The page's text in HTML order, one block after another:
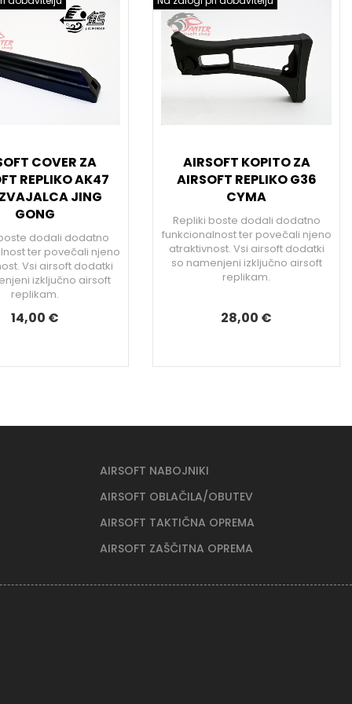
COVER ZA
REPLIKO AK47
JING
GONG
dodali dodatno
ter povečali njeno
Vsi airsoft dodatki
izključno airsoft
replikam.
14,00 €
AIRSOFT KOPITO ZA
AIRSOFT REPLIKO G36
CYMA
Repliki boste dodali dodatno
funkcionalnost ter povečali njeno
atraktivnost. Vsi airsoft dodatki
so namenjeni izključno airsoft
replikam.
28,00 €
AIRSOFT NABOJNIKI
AIRSOFT OBLAČILA/OBUTEV
AIRSOFT TAKTIČNA OPREMA
AIRSOFT ZAŠČITNA OPREMA